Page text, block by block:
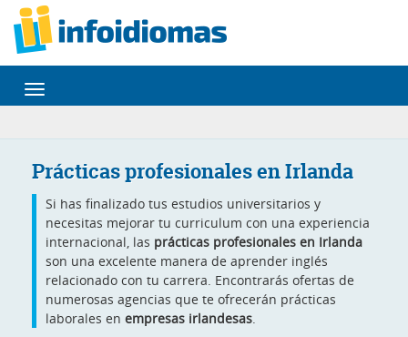
Desplegar
navegación
Prácticas profesionales en Irlanda
Si has finalizado tus estudios universitarios y
necesitas mejorar tu curriculum con una experiencia
internacional, las prácticas profesionales en Irlanda
son una excelente manera de aprender inglés
relacionado con tu carrera. Encontrarás ofertas de
numerosas agencias que te ofrecerán prácticas
laborales en empresas irlandesas.